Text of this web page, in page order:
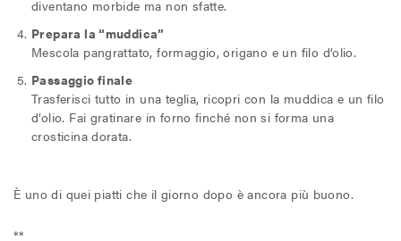
diventano morbide ma non sfatte.
Prepara la “muddica”
Mescola pangrattato, formaggio, origano e un filo d’olio.
Passaggio finale
Trasferisci tutto in una teglia, ricopri con la muddica e un filo
d’olio. Fai gratinare in forno finché non si forma una
crosticina dorata.
È uno di quei piatti che il giorno dopo è ancora più buono.
**